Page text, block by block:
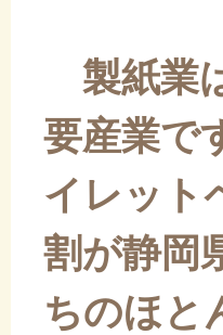
製紙業
要産業で
イレット
割が静岡
ちのほと